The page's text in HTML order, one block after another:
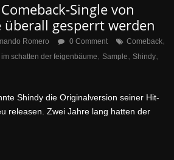
Single von
gesperrt werden
Romero 0 Comment Comeback,
im schatten der feigenbäume, Sample, Shindy,
Shindy die Originalversion seiner Hit-
releasen. Zwei Jahre lang hatten der